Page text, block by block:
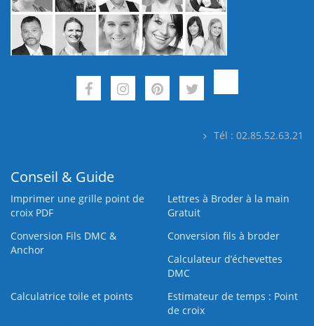
Tél : 02.85.52.63.21
Conseil & Guide
Imprimer une grille point de
croix PDF
Lettres à Broder à la main
Gratuit
Conversion Fils DMC &
Anchor
Conversion fils à broder
Calculateur d’échevettes
DMC
Calculatrice toile et points
Estimateur de temps : Point
de croix